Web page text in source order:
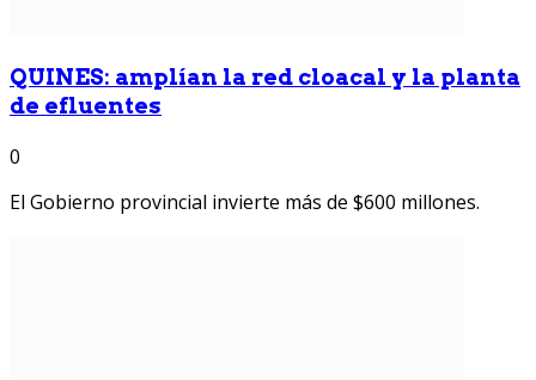
QUINES: amplían la red cloacal y la planta
de efluentes
0
El Gobierno provincial invierte más de $600 millones.